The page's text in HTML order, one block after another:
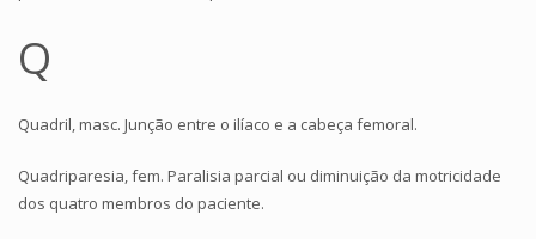
Q
Quadril, masc. Junção entre o ilíaco e a cabeça femoral.
Quadriparesia, fem. Paralisia parcial ou diminuição da motricidade
dos quatro membros do paciente.